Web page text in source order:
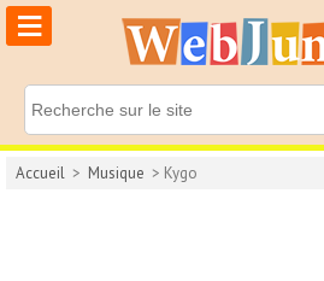
≡
Accueil > Musique > Kygo